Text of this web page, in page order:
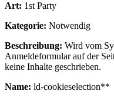
Art: 1st Party
Kategorie: Notwendig
Beschreibung: Wird vom
Anmeldeformular auf der
keine Inhalte geschrieben.
Name: ld-cookieselection**